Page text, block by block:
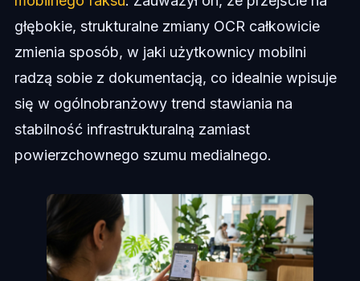
głębokie, strukturalne zmiany OCR całkowicie
zmienia sposób, w jaki użytkownicy mobilni
radzą sobie z dokumentacją, co idealnie wpisuje
się w ogólnobranżowy trend stawiania na
stabilność infrastrukturalną zamiast
powierzchownego szumu medialnego.